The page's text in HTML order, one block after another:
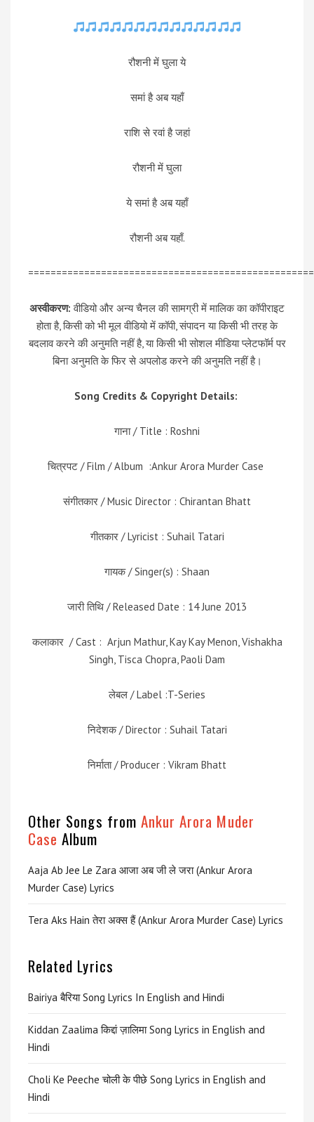
रौशनी में घुला ये
समां है अब यहाँ
राशि से रवां है जहां
रौशनी में घुला
ये समां है अब यहाँ
रौशनी अब यहाँ.
अस्वीकरण: वीडियो और अन्य चैनल की सामग्री में मालिक का कॉपीराइट
होता है, किसी को भी मूल वीडियो में कॉपी, संपादन या किसी भी तरह के
बदलाव करने की अनुमति नहीं है, या किसी भी सोशल मीडिया प्लेटफॉर्म पर
बिना अनुमति के फिर से अपलोड करने की अनुमति नहीं है।
Song Credits & Copyright Details:
गाना / Title : Roshni
चित्रपट / Film / Album :Ankur Arora Murder Case
संगीतकार / Music Director : Chirantan Bhatt
गीतकार / Lyricist : Suhail Tatari
गायक / Singer(s) : Shaan
जारी तिथि / Released Date : 14 June 2013
कलाकार / Cast : Arjun Mathur, Kay Kay Menon, Vishakha
Singh, Tisca Chopra, Paoli Dam
लेबल / Label :T-Series
निदेशक / Director : Suhail Tatari
निर्माता / Producer : Vikram Bhatt
Other Songs from Ankur Arora Muder
Case Album
Aaja Ab Jee Le Zara आजा अब जी ले जरा (Ankur Arora
Murder Case) Lyrics
Tera Aks Hain तेरा अक्स हैं (Ankur Arora Murder Case) Lyrics
Related Lyrics
Bairiya बैरिया Song Lyrics In English and Hindi
Kiddan Zaalima किद्दां ज़ालिमा Song Lyrics in English and
Hindi
Choli Ke Peeche चोली के पीछे Song Lyrics in English and
Hindi